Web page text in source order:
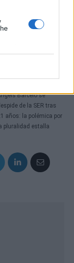
una palabra
y porque el
Barceló se
de la SER tras
años: la polémica por
pluralidad estalla